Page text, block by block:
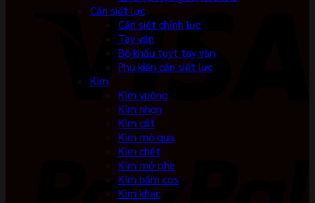
Cần siết lực
Cần siết chỉnh lực
Tay vặn
Bộ khẩu tuýt tay vặn
Phụ kiện cần siết lực
Kìm
Kìm vuông
Kìm nhọn
Kìm cắt
Kìm mỏ quạ
Kìm chết
Kìm mở phe
Kìm bấm cos
Kìm khác